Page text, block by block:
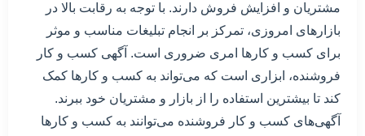
مشتریان و افزایش فروش دارند. با توجه به رقابت بالا در
بازارهای امروزی، تمرکز بر انجام تبلیغات مناسب و موثر
برای کسب و کارها امری ضروری است. آگهی کسب و کار
فروشنده، ابزاری است که می‌تواند به کسب و کارها کمک
کند تا بیشترین استفاده را از بازار و مشتریان خود ببرند.
آگهی‌های کسب و کار فروشنده می‌توانند به کسب و کارها